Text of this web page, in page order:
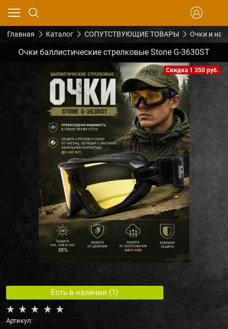
Главная Каталог СОПУТСТВУЮЩИЕ ТОВАРЫ Очки и
Очки баллистические стрелковые Stone G-3630ST
Скидка 1 350 руб.
Есть в наличии (1)
Артикул: